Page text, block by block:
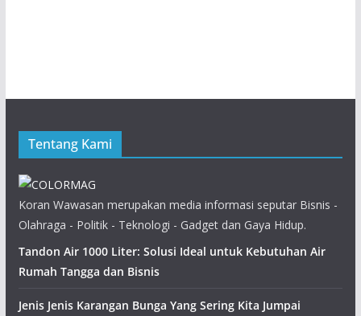
Tentang Kami
Koran Wawasan merupakan media informasi seputar Bisnis -
Olahraga - Politik - Teknologi - Gadget dan Gaya Hidup.
Tandon Air 1000 Liter: Solusi Ideal untuk Kebutuhan Air
Rumah Tangga dan Bisnis
Jenis Jenis Karangan Bunga Yang Sering Kita Jumpai